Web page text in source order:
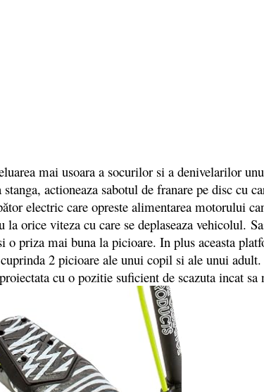
mai usoara a socurilor si a denivelarilor
actioneaza sabotul de franare pe disc cu
electric care opreste alimentarea motorului
la orice viteza cu care se deplaseaza vehicolul.
o priza mai buna la picioare. In plus aceasta
2 picioare ale unui copil si ale unui
cu o pozitie suficient de scazuta incat